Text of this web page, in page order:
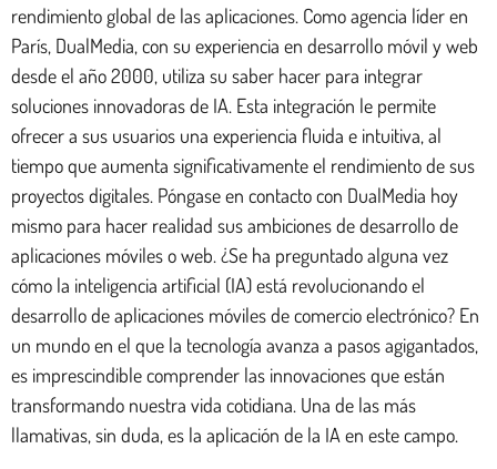
rendimiento global de las aplicaciones. Como agencia líder en
París, DualMedia, con su experiencia en desarrollo móvil y web
desde el año 2000, utiliza su saber hacer para integrar
soluciones innovadoras de IA. Esta integración le permite
ofrecer a sus usuarios una experiencia fluida e intuitiva, al
tiempo que aumenta significativamente el rendimiento de sus
proyectos digitales. Póngase en contacto con DualMedia hoy
mismo para hacer realidad sus ambiciones de desarrollo de
aplicaciones móviles o web. ¿Se ha preguntado alguna vez
cómo la inteligencia artificial (IA) está revolucionando el
desarrollo de aplicaciones móviles de comercio electrónico? En
un mundo en el que la tecnología avanza a pasos agigantados,
es imprescindible comprender las innovaciones que están
transformando nuestra vida cotidiana. Una de las más
llamativas, sin duda, es la aplicación de la IA en este campo.